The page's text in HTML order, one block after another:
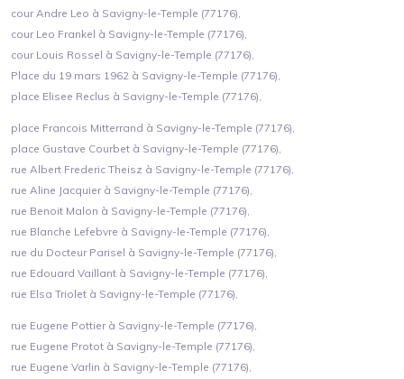
cour Andre Leo à Savigny-le-Temple (77176),
cour Leo Frankel à Savigny-le-Temple (77176),
cour Louis Rossel à Savigny-le-Temple (77176),
Place du 19 mars 1962 à Savigny-le-Temple (77176),
place Elisee Reclus à Savigny-le-Temple (77176),
place Francois Mitterrand à Savigny-le-Temple (77176),
place Gustave Courbet à Savigny-le-Temple (77176),
rue Albert Frederic Theisz à Savigny-le-Temple (77176),
rue Aline Jacquier à Savigny-le-Temple (77176),
rue Benoit Malon à Savigny-le-Temple (77176),
rue Blanche Lefebvre à Savigny-le-Temple (77176),
rue du Docteur Parisel à Savigny-le-Temple (77176),
rue Edouard Vaillant à Savigny-le-Temple (77176),
rue Elsa Triolet à Savigny-le-Temple (77176),
rue Eugene Pottier à Savigny-le-Temple (77176),
rue Eugene Protot à Savigny-le-Temple (77176),
rue Eugene Varlin à Savigny-le-Temple (77176),